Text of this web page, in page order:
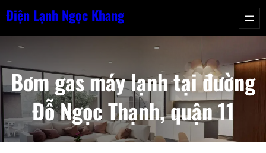
Chuyển
nội
dung
Điện Lạnh Ngọc Khang
Bơm gas máy lạnh tại đường
Đỗ Ngọc Thạnh, quận 11